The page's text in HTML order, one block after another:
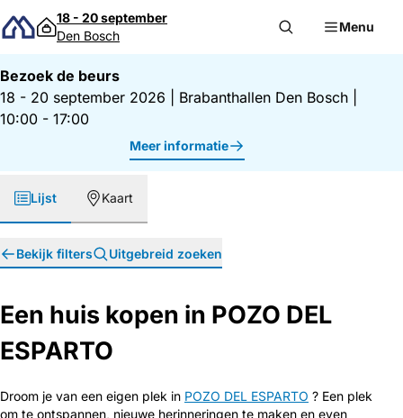
Direct naar inhoud
18 - 20 september
Den Bosch
Menu
Bezoek de beurs
18 - 20 september 2026
Brabanthallen Den Bosch
10:00 - 17:00
Meer informatie
Lijst Kaart
Bekijk filters Uitgebreid zoeken
Een huis kopen in POZO DEL
ESPARTO
Droom je van een eigen plek in POZO DEL ESPARTO ? Een plek
om te ontspannen, nieuwe herinneringen te maken en even